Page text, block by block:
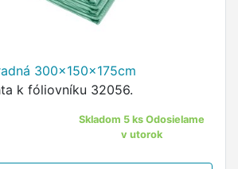
300x150x175cm
k fóliovníku 32056.
Skladom 5 ks Odosielame
v utorok